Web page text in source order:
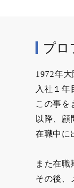
プロ
1972年
入社１年
この事を
以降、顧
在職中に
また在職
その後、